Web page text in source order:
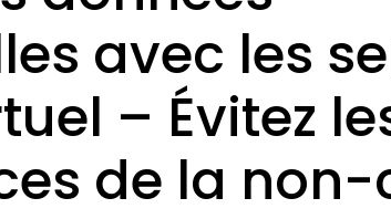
avec les
– Évitez
de la